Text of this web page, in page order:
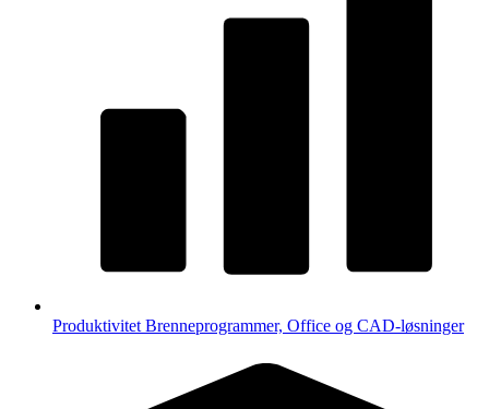
Produktivitet Brenneprogrammer, Office og CAD-løsninger